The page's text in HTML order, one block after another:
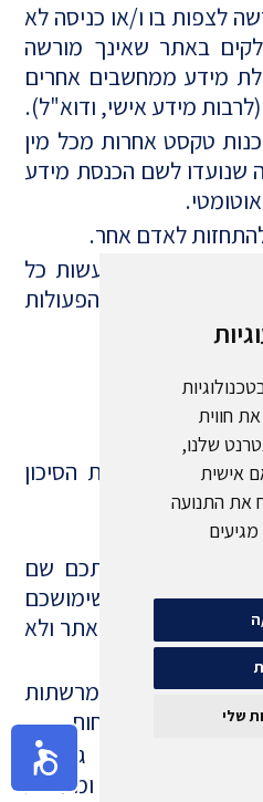
חווית
שלנו,
אישית
את התנועה
ה
שלי
לצפות בו ו/או כניסה לא
באתר שאינך מורשה
מידע ממחשבים אחרים
מידע אישי, ודוא"ל).
טקסט אחרות מכל מין
שנועדו לשם הכנסת מידע
לאדם אחר.
לאחר על מנת לעשות כל
באתר, לרבות הפעולות
ו"פישינג"
הבאות תפחית את הסיכון
באתר יהיו ברשותכם שם
כי הם יהיו לשימושכם
ושימוש אישי באתר ולא
האישי באתר מרשתות
שאינן מאובטחות.
שמהם אתם גולשים
וירוס עדכנית ומערכת